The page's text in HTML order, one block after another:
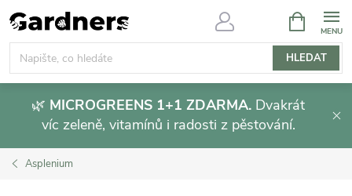
Přejít
na
obsah
HLEDAT
NÁKUPNÍ
KOŠÍK
🌿 MICROGREENS 1+1 ZDARMA. Dvakrát
víc zeleně, vitamínů i radosti z pěstování.
Asplenium